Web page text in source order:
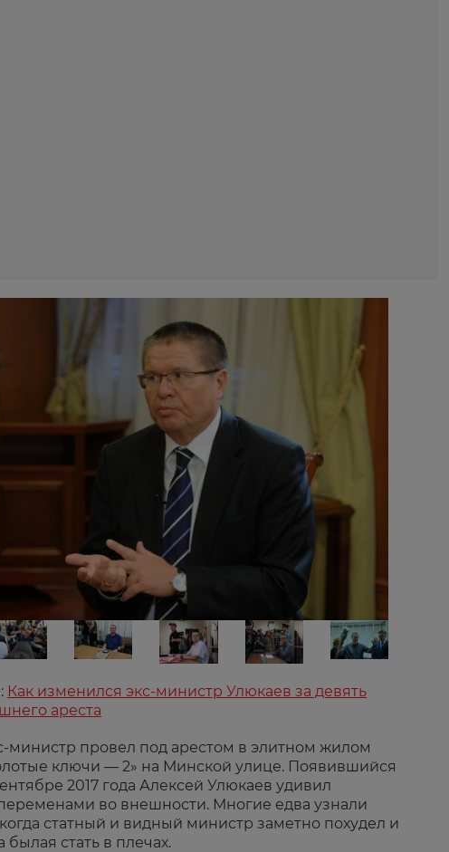
Как изменился экс-министр Улюкаев за девять
ареста
министр провел под арестом в элитном жилом
ключи — 2» на Минской улице. Появившийся
2017 года Алексей Улюкаев удивил
во внешности. Многие едва узнали
статный и видный министр заметно похудел и
былая стать в плечах.